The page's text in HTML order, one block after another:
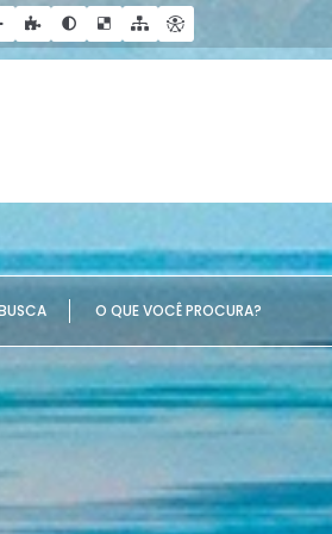
VOCÊ PROCURA?